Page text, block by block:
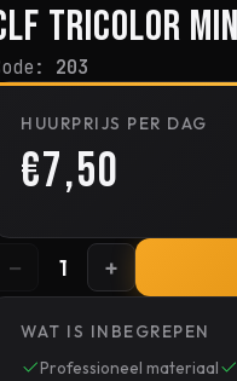
Tricolor
203
HUURPRIJS PER DAG
€7,50
− 1 +
WAT IS INBEGREPEN
Professioneel materiaal